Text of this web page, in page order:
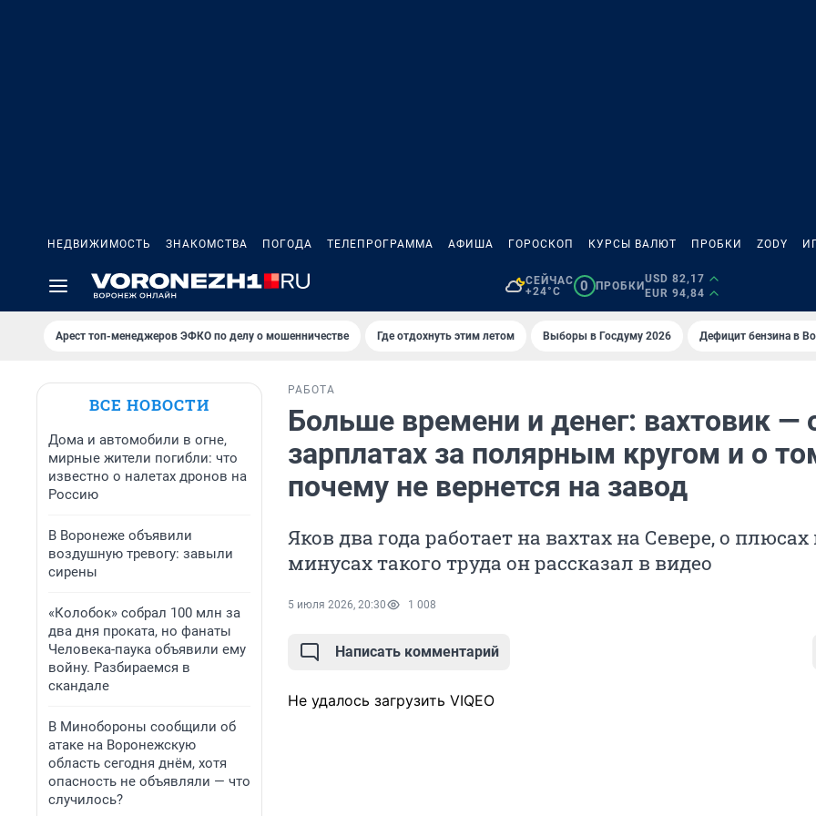
НЕДВИЖИМОСТЬ ЗНАКОМСТВА ПОГОДА ТЕЛЕПРОГРАММА АФИША ГОРОСКОП КУРСЫ ВАЛЮТ ПРОБКИ ZODY
СЕЙЧАС
+24°C
0 ПРОБКИ
USD 82,17
EUR 94,84
Арест топ-менеджеров ЭФКО по делу о мошенничестве Где отдохнуть этим летом Выборы в Госдуму 2026 Дефицит бензина в
ВСЕ НОВОСТИ
Дома и автомобили в огне,
мирные жители погибли: что
известно о налетах дронов на
Россию
В Воронеже объявили
воздушную тревогу: завыли
сирены
«Колобок» собрал 100 млн за
два дня проката, но фанаты
Человека-паука объявили ему
войну. Разбираемся в
скандале
В Минобороны сообщили об
атаке на Воронежскую
область сегодня днём, хотя
опасность не объявляли — что
случилось?
РАБОТА
Больше времени и денег: вахтовик —
зарплатах за полярным кругом и о
почему не вернется на завод
Яков два года работает на вахтах на Севере, о плюсах
минусах такого труда он рассказал в видео
5 июля 2026, 20:30 1 008
Написать комментарий
Не удалось загрузить VIQEO